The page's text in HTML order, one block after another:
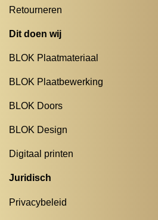
Retourneren
Dit doen wij
BLOK Plaatmateriaal
BLOK Plaatbewerking
BLOK Doors
BLOK Design
Digitaal printen
Juridisch
Privacybeleid